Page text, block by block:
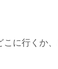
に行くか、